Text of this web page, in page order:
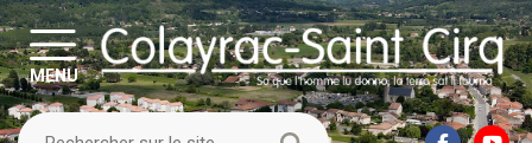
MENU